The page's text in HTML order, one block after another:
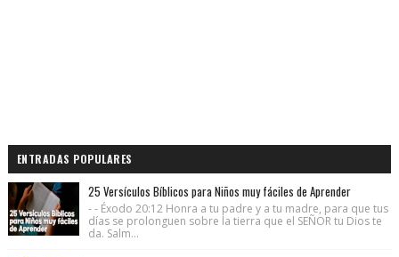
ENTRADAS POPULARES
25 Versículos Bíblicos para Niños muy fáciles de Aprender
- - Éxodo 20:12 Honra a tu padre y a tu madre, para que tus
días se prolonguen sobre la tierra que el SEÑOR tu Dios te
da. Salm...